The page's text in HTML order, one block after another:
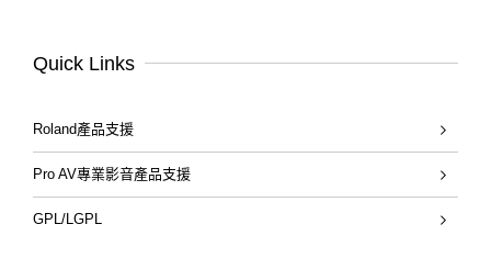
Quick Links
Roland產品支援
Pro AV專業影音產品支援
GPL/LGPL